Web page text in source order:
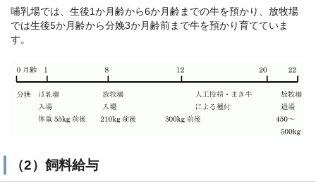
哺乳場では、生後1か月齢から6か月齢までの牛を預かり、放牧場
では生後5か月齢から分娩3か月齢前まで牛を預かり育てていま
す。
（2）飼料給与